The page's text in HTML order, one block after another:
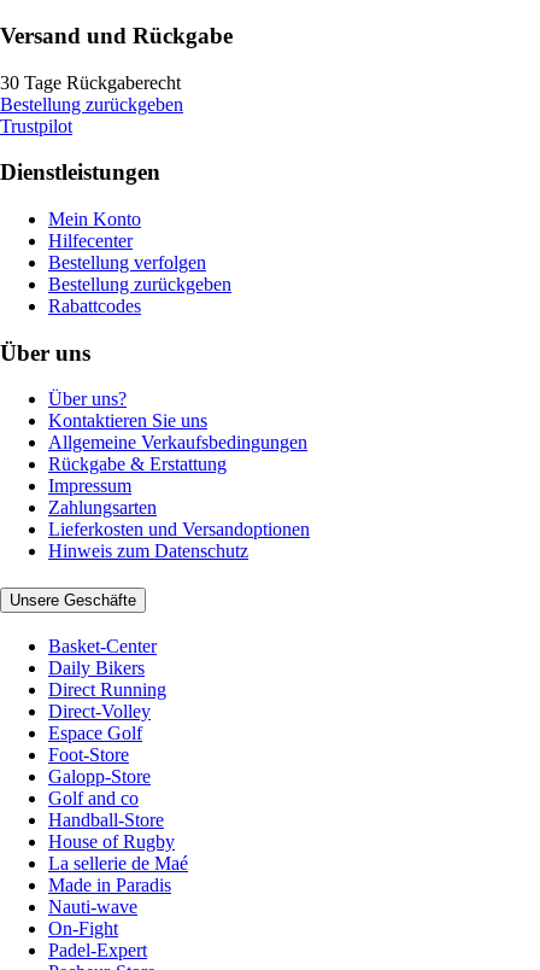
Versand und Rückgabe
30 Tage Rückgaberecht
Bestellung zurückgeben
Trustpilot
Dienstleistungen
Mein Konto
Hilfecenter
Bestellung verfolgen
Bestellung zurückgeben
Rabattcodes
Über uns
Über uns?
Kontaktieren Sie uns
Allgemeine Verkaufsbedingungen
Rückgabe & Erstattung
Impressum
Zahlungsarten
Lieferkosten und Versandoptionen
Hinweis zum Datenschutz
Unsere Geschäfte
Basket-Center
Daily Bikers
Direct Running
Direct-Volley
Espace Golf
Foot-Store
Galopp-Store
Golf and co
Handball-Store
House of Rugby
La sellerie de Maé
Made in Paradis
Nauti-wave
On-Fight
Padel-Expert